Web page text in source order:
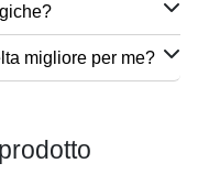
migliore per me?